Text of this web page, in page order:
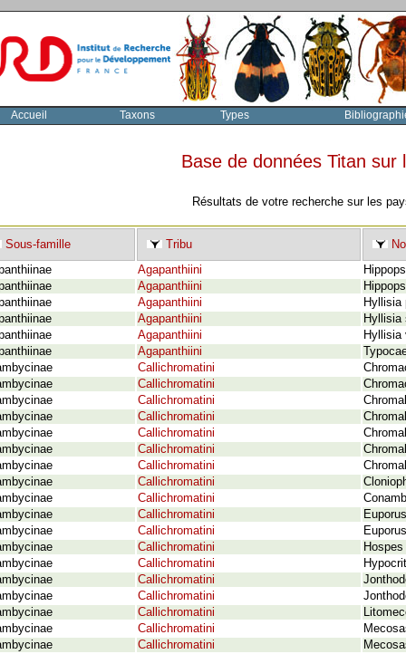
Accueil Taxons Types
Base de données Titan
Résultats de votre recherche sur les
Sous-famille Tribu
Agapanthiini
Agapanthiini
Agapanthiini
Hyllisia
Agapanthiini
Hyllisia
Agapanthiini
Hyllisia
Agapanthiini
Callichromatini
Callichromatini
Callichromatini
Callichromatini
Callichromatini
Callichromatini
Callichromatini
Callichromatini
Callichromatini
Callichromatini
Callichromatini
Callichromatini
Callichromatini
Callichromatini
Callichromatini
Callichromatini
Callichromatini
Callichromatini